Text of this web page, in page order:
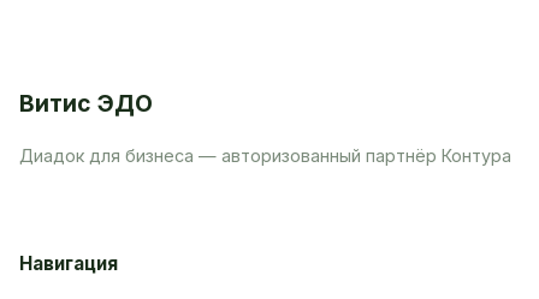
Витис ЭДО
Диадок для бизнеса — авторизованный партнёр Контура
Навигация